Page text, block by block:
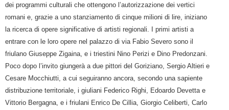
dei programmi culturali che ottengono l’autorizzazione dei vertici
romani e, grazie a uno stanziamento di cinque milioni di lire, iniziano
la ricerca di opere significative di artisti regionali. I primi artisti a
entrare con le loro opere nel palazzo di via Fabio Severo sono il
friulano Giuseppe Zigaina, e i triestini Nino Perizi e Dino Predonzani.
Poco dopo l’invito giungerà a due pittori del Goriziano, Sergio Altieri e
Cesare Mocchiutti, a cui seguiranno ancora, secondo una sapiente
distribuzione territoriale, i giuliani Federico Righi, Edoardo Devetta e
Vittorio Bergagna, e i friulani Enrico De Cillia, Giorgio Celiberti, Carlo